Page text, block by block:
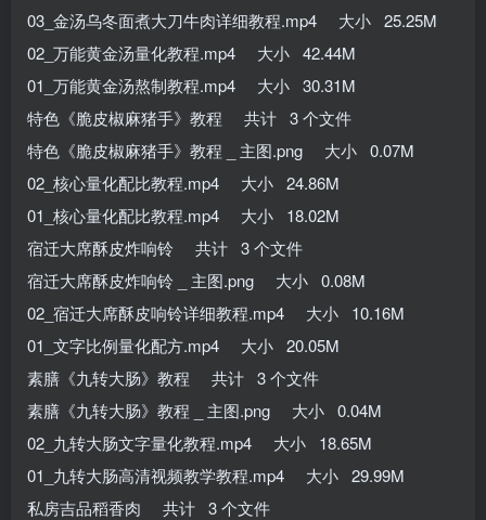
03_金汤乌冬面煮大刀牛肉详细教程.mp4 大小 25.25M
02_万能黄金汤量化教程.mp4 大小 42.44M
01_万能黄金汤熬制教程.mp4 大小 30.31M
特色《脆皮椒麻猪手》教程 共计 3 个文件
特色《脆皮椒麻猪手》教程 _ 主图.png 大小 0.07M
02_核心量化配比教程.mp4 大小 24.86M
01_核心量化配比教程.mp4 大小 18.02M
宿迁大席酥皮炸响铃 共计 3 个文件
宿迁大席酥皮炸响铃 _ 主图.png 大小 0.08M
02_宿迁大席酥皮响铃详细教程.mp4 大小 10.16M
01_文字比例量化配方.mp4 大小 20.05M
素膳《九转大肠》教程 共计 3 个文件
素膳《九转大肠》教程 _ 主图.png 大小 0.04M
02_九转大肠文字量化教程.mp4 大小 18.65M
01_九转大肠高清视频教学教程.mp4 大小 29.99M
私房吉品稻香肉 共计 3 个文件